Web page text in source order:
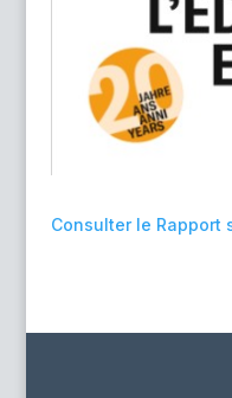
Consulter le Rapport